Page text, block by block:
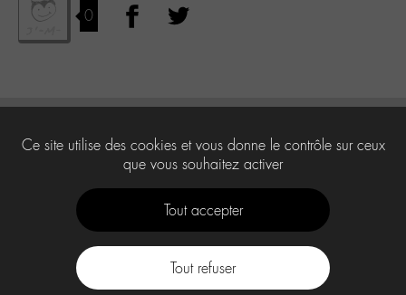
0
Ce site utilise des cookies et vous donne le contrôle sur ceux
que vous souhaitez activer
Tout accepter
Tout refuser